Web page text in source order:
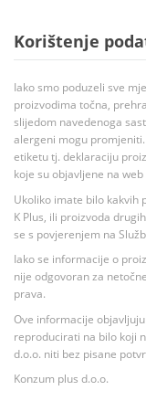
Korištenje
Iako smo poduzeli sve
proizvodima točna,
slijedom navedenoga
alergeni mogu
etiketu tj. deklaraciju
koje su objavljene na
Ukoliko imate bilo kakvih
K Plus, ili proizvoda
se s povjerenjem na
Iako se informacije o
nije odgovoran za
prava.
Ove informacije
reproducirati na bilo koji
d.o.o. niti bez pisane
Konzum plus d.o.o.